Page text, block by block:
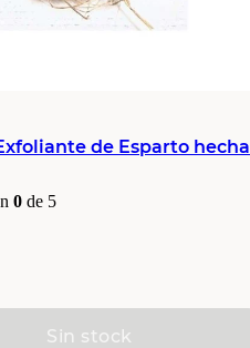
de Esparto hecha
0 de 5
Sin stock